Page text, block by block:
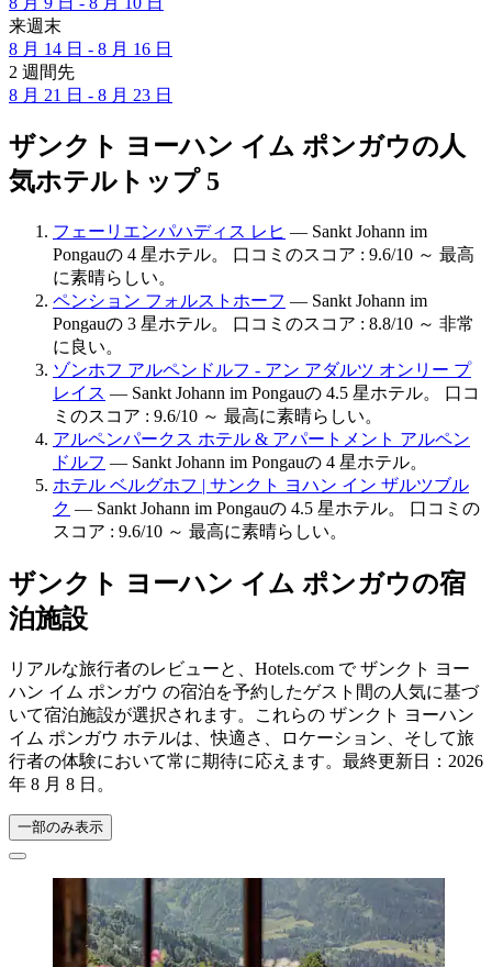
来週末
8 月 14 日 - 8 月 16 日
2 週間先
8 月 21 日 - 8 月 23 日
ザンクト ヨーハン イム ポンガウの人
気ホテルトップ 5
フェーリエンパハディス レヒ — Sankt Johann im
Pongauの 4 星ホテル。 口コミのスコア : 9.6/10 ～ 最高
に素晴らしい。
ペンション フォルストホーフ — Sankt Johann im
Pongauの 3 星ホテル。 口コミのスコア : 8.8/10 ～ 非常
に良い。
ゾンホフ アルペンドルフ - アン アダルツ オンリー プ
レイス — Sankt Johann im Pongauの 4.5 星ホテル。 口コ
ミのスコア : 9.6/10 ～ 最高に素晴らしい。
アルペンパークス ホテル & アパートメント アルペン
ドルフ — Sankt Johann im Pongauの 4 星ホテル。
ホテル ベルグホフ | サンクト ヨハン イン ザルツブル
ク — Sankt Johann im Pongauの 4.5 星ホテル。 口コミの
スコア : 9.6/10 ～ 最高に素晴らしい。
ザンクト ヨーハン イム ポンガウの宿
泊施設
リアルな旅行者のレビューと、Hotels.com で ザンクト ヨー
ハン イム ポンガウ の宿泊を予約したゲスト間の人気に基づ
いて宿泊施設が選択されます。これらの ザンクト ヨーハン
イム ポンガウ ホテルは、快適さ、ロケーション、そして旅
行者の体験において常に期待に応えます。最終更新日： 2026
年 8 月 8 日 。
一部のみ表示